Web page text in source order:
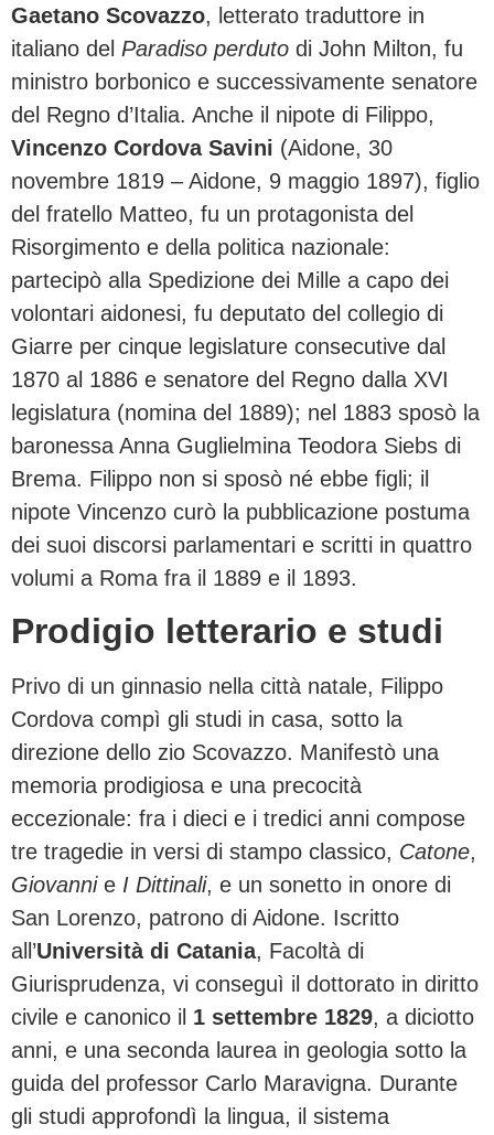
Gaetano Scovazzo, letterato traduttore in
italiano del Paradiso perduto di John Milton, fu
ministro borbonico e successivamente senatore
del Regno d’Italia. Anche il nipote di Filippo,
Vincenzo Cordova Savini (Aidone, 30
novembre 1819 – Aidone, 9 maggio 1897), figlio
del fratello Matteo, fu un protagonista del
Risorgimento e della politica nazionale:
partecipò alla Spedizione dei Mille a capo dei
volontari aidonesi, fu deputato del collegio di
Giarre per cinque legislature consecutive dal
1870 al 1886 e senatore del Regno dalla XVI
legislatura (nomina del 1889); nel 1883 sposò la
baronessa Anna Guglielmina Teodora Siebs di
Brema. Filippo non si sposò né ebbe figli; il
nipote Vincenzo curò la pubblicazione postuma
dei suoi discorsi parlamentari e scritti in quattro
volumi a Roma fra il 1889 e il 1893.
Prodigio letterario e studi
Privo di un ginnasio nella città natale, Filippo
Cordova compì gli studi in casa, sotto la
direzione dello zio Scovazzo. Manifestò una
memoria prodigiosa e una precocità
eccezionale: fra i dieci e i tredici anni compose
tre tragedie in versi di stampo classico, Catone,
Giovannie I Dittinali, e un sonetto in onore di
San Lorenzo, patrono di Aidone. Iscritto
all’Università di Catania, Facoltà di
Giurisprudenza, vi conseguì il dottorato in diritto
civile e canonico il 1 settembre 1829, a diciotto
anni, e una seconda laurea in geologia sotto la
guida del professor Carlo Maravigna. Durante
gli studi approfondì la lingua, il sistema